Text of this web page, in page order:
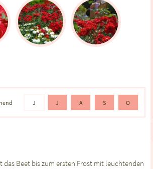
J J A S O
das Beet bis zum ersten Frost mit leuchtenden